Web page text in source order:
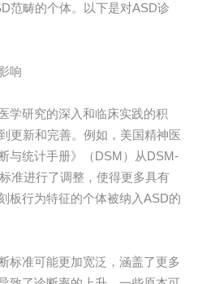
范畴的个体。以下是对ASD诊
响
研究的深入和临床实践的积
更新和完善。例如，美国精神医
与统计手册》（DSM）从DSM-
准进行了调整，使得更多具有
板行为特征的个体被纳入ASD的
准可能更加宽泛，涵盖了更多